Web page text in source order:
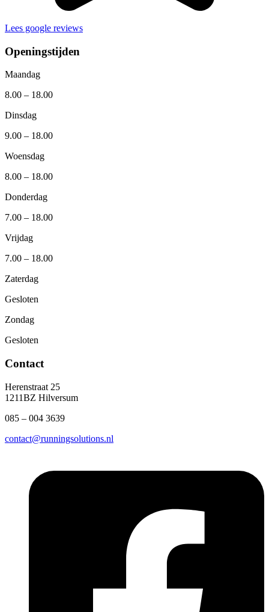
Lees google reviews
Openingstijden
Maandag
8.00 – 18.00
Dinsdag
9.00 – 18.00
Woensdag
8.00 – 18.00
Donderdag
7.00 – 18.00
Vrijdag
7.00 – 18.00
Zaterdag
Gesloten
Zondag
Gesloten
Contact
Herenstraat 25
1211BZ Hilversum
085 – 004 3639
contact@runningsolutions.nl